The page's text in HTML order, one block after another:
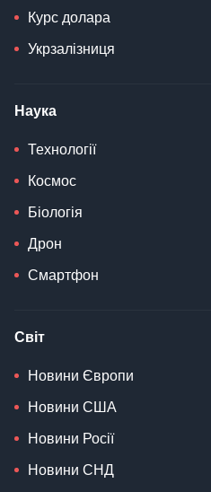
Курс долара
Укрзалізниця
Наука
Технології
Космос
Біологія
Дрон
Смартфон
Світ
Новини Європи
Новини США
Новини Росії
Новини СНД